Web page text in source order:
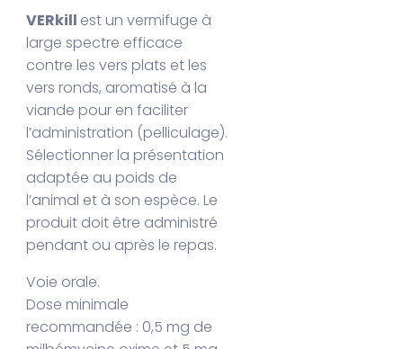
VERkill est un vermifuge à
large spectre efficace
contre les vers plats et les
vers ronds, aromatisé à la
viande pour en faciliter
l’administration (pelliculage).
Sélectionner la présentation
adaptée au poids de
l’animal et à son espèce. Le
produit doit être administré
pendant ou après le repas.
Voie orale.
Dose minimale
recommandée : 0,5 mg de